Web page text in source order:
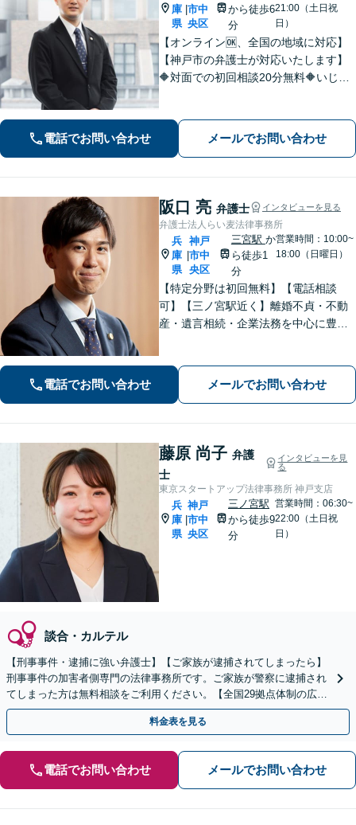
庫
県
|市中
央区
から徒歩6
分
21:00（土日祝
日）
【オンライン🆗、全国の地域に対応】
【神戸市の弁護士が対応いたします】
🔶対面での初回相談20分無料🔶いじめ
うな支援を心がけています。【三ノ宮
電話でお問い合わせ メールでお問い合わせ
阪口 亮 弁護士 インタビューを見る
弁護士法人らい麦法律事務所
兵
庫
県
神戸
市中
央区
三宮駅 か
ら徒歩1
分
営業時間：10:00~
18:00（日曜日）
【特定分野は初回無料】【電話相談
可】【三ノ宮駅近く】離婚不貞・不動
産・遺言相続・企業法務を中心に豊富
もって最善の解決を実現します。お気
軽にご相談ください。
電話でお問い合わせ メールでお問い合わせ
藤原 尚子 弁護
士
インタビューを見
る
東京スタートアップ法律事務所 神戸支店
兵
庫
県
|
神戸
市中
央区
三ノ宮駅
から徒歩9
分
営業時間：06:30~
22:00（土日祝
日）
談合・カルテル
【刑事事件・逮捕に強い弁護士】【ご家族が逮捕されてしまったら】
刑事事件の加害者側専門の法律事務所です。ご家族が警察に逮捕され
てしまった方は無料相談をご利用ください。【全国29拠点体制の広域
対応】【弁護士待機中/当日中の電話相談可(予約制)】
料金表を見る
電話でお問い合わせ メールでお問い合わせ